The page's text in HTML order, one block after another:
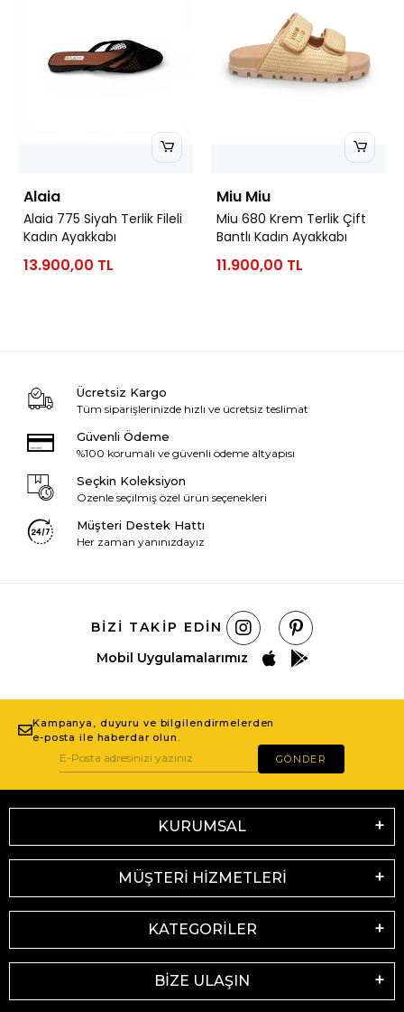
Alaia
Alaia 775 Siyah Terlik Fileli
Kadın Ayakkabı
13.900,00 TL
Miu Miu
Miu 680 Krem Terlik Çift
Bantlı Kadın Ayakkabı
11.900,00 TL
Ücretsiz Kargo
Tüm siparişlerinizde hızlı ve ücretsiz teslimat
Güvenli Ödeme
%100 korumalı ve güvenli ödeme altyapısı
Seçkin Koleksiyon
Özenle seçilmiş özel ürün seçenekleri
Müşteri Destek Hattı
Her zaman yanınızdayız
BIZI TAKIP EDIN
Mobil Uygulamalarımız
Kampanya, duyuru ve bilgilendirmelerden
e-posta ile haberdar olun.
GÖNDER
KURUMSAL
MÜŞTERİ HİZMETLERİ
KATEGORİLER
BİZE ULAŞIN